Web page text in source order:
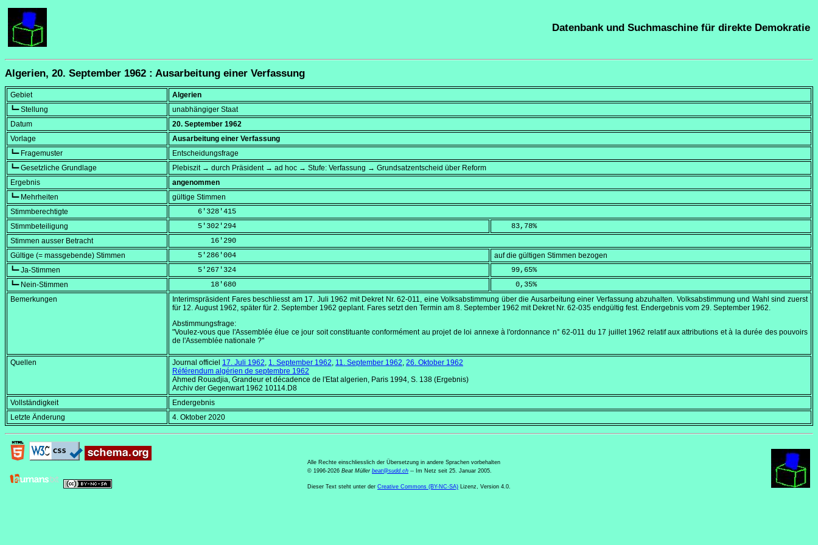
Datenbank und Suchmaschine für direkte Demokratie
Algerien, 20. September 1962 : Ausarbeitung einer Verfassung
Gebiet
Algerien
┗━ Stellung
unabhängiger Staat
Datum
20. September 1962
Vorlage
Ausarbeitung einer Verfassung
┗━ Fragemuster
Entscheidungsfrage
┗━ Gesetzliche Grundlage
Plebiszit → durch Präsident → ad hoc → Stufe: Verfassung → Grundsatzentscheid über Reform
Ergebnis
angenommen
┗━ Mehrheiten
gültige Stimmen
Stimmberechtigte
      6'328'415
Stimmbeteiligung
      5'302'294
    83,78
%
Stimmen ausser Betracht
         16'290
Gültige (= massgebende) Stimmen
      5'286'004
auf die gültigen Stimmen bezogen
┗━ Ja-Stimmen
      5'267'324
    99,65
%
┗━ Nein-Stimmen
         18'680
     0,35
%
Bemerkungen
Interimspräsident Fares beschliesst am 17. Juli 1962 mit Dekret Nr. 62-011, eine Volksabstimmung über die Ausarbeitung einer Verfassung abzuhalten. Volksabstimmung und Wahl sind zuerst
für 12. August 1962, später für 2. September 1962 geplant. Fares setzt den Termin am 8. September 1962 mit Dekret Nr. 62-035 endgültig fest. Endergebnis vom 29. September 1962.
Abstimmungsfrage:
"Voulez-vous que l'Assemblée élue ce jour soit constituante conformément au projet de loi annexe à l'ordonnance n° 62-011 du 17 juillet 1962 relatif aux attributions et à la durée des pouvoirs
de l'Assemblée nationale ?"
Quellen Journal officiel 17. Juli 1962, 1. September 1962, 11. September 1962, 26. Oktober 1962
Référendum algérien de septembre 1962
Ahmed Rouadjia, Grandeur et décadence de l'Etat algerien, Paris 1994, S. 138 (Ergebnis)
Archiv der Gegenwart 1962 10114.D8
Vollständigkeit
Endergebnis
Letzte Änderung
4. Oktober 2020
Alle Rechte einschliesslich der Übersetzung in andere Sprachen vorbehalten
© 1996-2026 Beat Müller beat@sudd.ch -- Im Netz seit 25. Januar 2005.
Dieser Text steht unter der Creative Commons (BY-NC-SA) Lizenz, Version 4.0.